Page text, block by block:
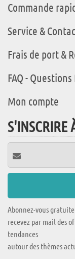
Commande
Service &
Frais de port &
FAQ -
Mon compte
S'INSCRIRE
Abonnez-vous
recevez par mail des
tendances
autour des thèmes